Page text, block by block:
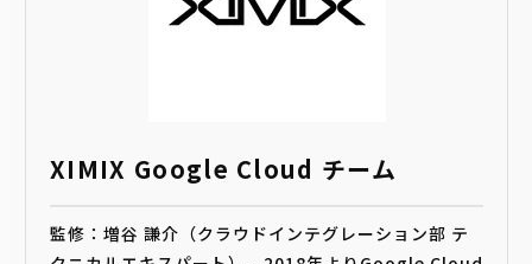
XIMIX Google Cloud チーム
監修：増谷 謙介（クラウドインテグレーション部 テ